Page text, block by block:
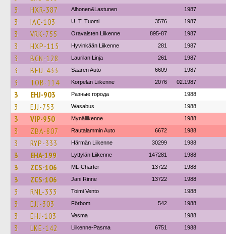
3
HXR-387 Alhonen&Lastunen 1987
3 IAC-103 U. T. Tuomi 3576 1987
3 VRK-755 Oravaisten Liikenne 895-87 1987
3 HXP-115 Hyvinkään Liikenne 281 1987
3 BCN-128 Laurilan Linja 261 1987
3 BEU-433 Saaren Auto 6609 1987
3 TOB-114 Korpelan Liikenne 2076 02.1987
3 EHJ-903 Разные города 1988
3 EJJ-753 Wasabus 1988
3 VIP-950 Mynäliikenne 1988
3 ZBA-807 Rautalammin Auto 6672 1988
3 RYP-333 Härmän Liikenne 30299 1988
3 EHA-199 Lyttylän Liikenne 147281 1988
3 ZCS-106 ML-Charter 13722 1988
3 ZCS-106 Jani Rinne 13722 1988
3 RNL-333 Toimi Vento 1988
3 EJJ-303 Förbom 542 1988
3 EHJ-103 Vesma 1988
3 LKE-142 Liikenne-Pasma 6751 1988